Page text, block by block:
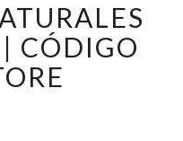
CÓDIGO